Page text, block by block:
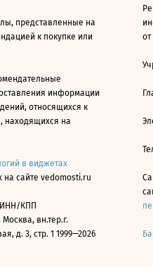
представленные на
к покупке или
информации
относящихся к
находящихся на
в виджетах
сайте vedomosti.ru
ИНН/КПП
Москва, вн.тер.г.
д. 3, стр. 1 1999—2026